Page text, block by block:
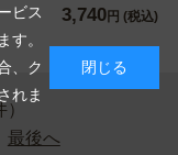
3,740円 (税込)
最後へ
ビス
す。
、ク
れま
閉じる